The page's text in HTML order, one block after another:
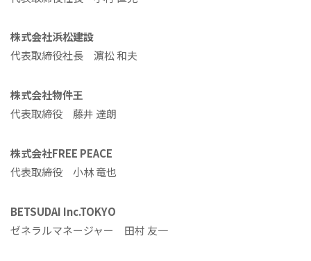
株式会社浜松建設
代表取締役社⻑ 濵松 和夫
株式会社物件王
代表取締役 藤井 達朗
株式会社FREE PEACE
代表取締役 小林 竜也
BETSUDAI Inc.TOKYO
ゼネラルマネージャー 田村 友一